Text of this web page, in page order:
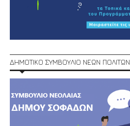
ΔΗΜΟΤΙΚΟ ΣΥΜΒΟΥΛΙΟ ΝΕΩΝ ΠΟΛΙΤΩΝ